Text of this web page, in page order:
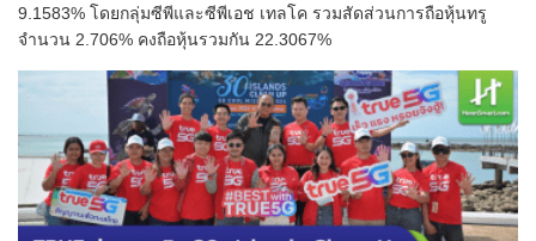
9.1583% โดยกลุ่มซีพีและซีพีเอช เทลโค รวมสัดส่วนการถือหุ้นทรู
จำนวน 2.706% คงถือหุ้นรวมกัน 22.3067%